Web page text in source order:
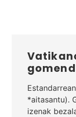
*aitasantu).
izenak